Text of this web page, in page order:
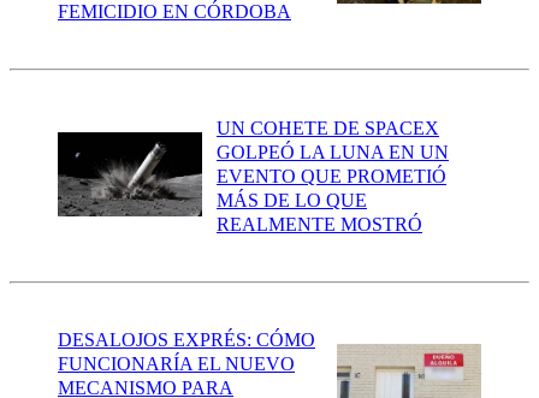
FEMICIDIO EN CÓRDOBA
UN COHETE DE SPACEX
GOLPEÓ LA LUNA EN UN
EVENTO QUE PROMETIÓ
MÁS DE LO QUE
REALMENTE MOSTRÓ
DESALOJOS EXPRÉS: CÓMO
FUNCIONARÍA EL NUEVO
MECANISMO PARA